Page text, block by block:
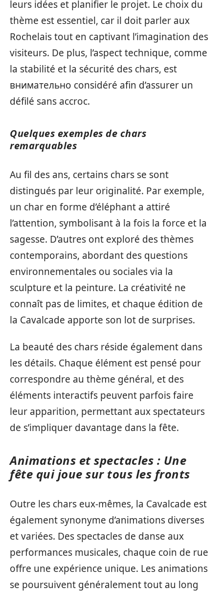
leurs idées et planifier le projet. Le choix du
thème est essentiel, car il doit parler aux
Rochelais tout en captivant l’imagination des
visiteurs. De plus, l’aspect technique, comme
la stabilité et la sécurité des chars, est
внимательно considéré afin d’assurer un
défilé sans accroc.
Quelques exemples de chars
remarquables
Au fil des ans, certains chars se sont
distingués par leur originalité. Par exemple,
un char en forme d’éléphant a attiré
l’attention, symbolisant à la fois la force et la
sagesse. D’autres ont exploré des thèmes
contemporains, abordant des questions
environnementales ou sociales via la
sculpture et la peinture. La créativité ne
connaît pas de limites, et chaque édition de
la Cavalcade apporte son lot de surprises.
La beauté des chars réside également dans
les détails. Chaque élément est pensé pour
correspondre au thème général, et des
éléments interactifs peuvent parfois faire
leur apparition, permettant aux spectateurs
de s’impliquer davantage dans la fête.
Animations et spectacles : Une
fête qui joue sur tous les fronts
Outre les chars eux-mêmes, la Cavalcade est
également synonyme d’animations diverses
et variées. Des spectacles de danse aux
performances musicales, chaque coin de rue
offre une expérience unique. Les animations
se poursuivent généralement tout au long